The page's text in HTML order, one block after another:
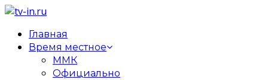
Главная
Время местное
ММК
Официально